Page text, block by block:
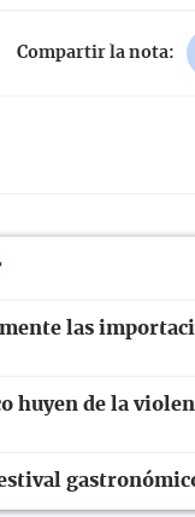
Compartir la nota:
las
huyen de la